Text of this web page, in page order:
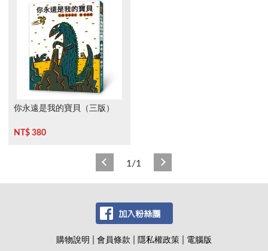
你永遠是我的寶貝（三版）
NT$ 380
1/1
購物說明 會員條款 隱私權政策 電腦版